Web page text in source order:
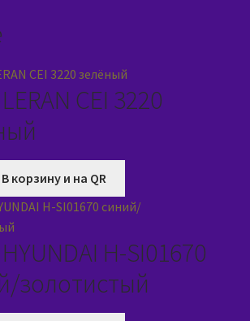
CEI 3220
В корзину и на QR
H-SI01670
золотистый